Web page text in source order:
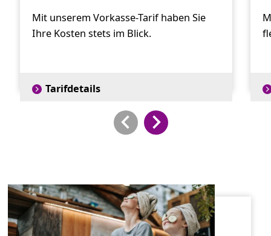
Mit unserem Vorkasse-Tarif haben Sie
Ihre Kosten stets im Blick.
Tarifdetails